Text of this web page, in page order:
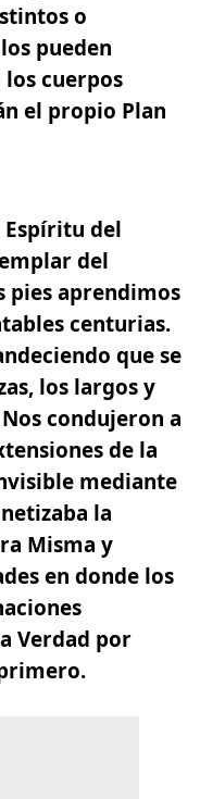
o
pueden
los cuerpos
el propio Plan
Espíritu del
del
pies aprendimos
centurias.
que se
los largos y
condujeron a
de la
mediante
la
Misma y
en donde los
Verdad por